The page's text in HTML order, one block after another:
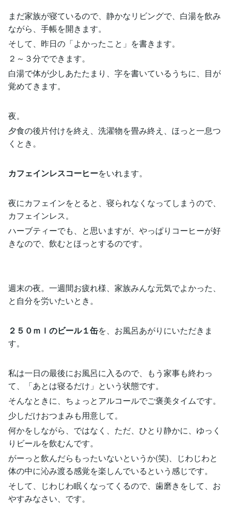
まだ家族が寝ているので、静かなリビングで、白湯を飲み
ながら、手帳を開きます。
そして、昨日の「よかったこと」を書きます。
２～３分でできます。
白湯で体が少しあたたまり、字を書いているうちに、目が
覚めてきます。
夜。
夕食の後片付けを終え、洗濯物を畳み終え、ほっと一息つ
くとき。
カフェインレスコーヒーをいれます。
夜にカフェインをとると、寝られなくなってしまうので、
カフェインレス。
ハーブティーでも、と思いますが、やっぱりコーヒーが好
きなので、飲むとほっとするのです。
週末の夜。一週間お疲れ様、家族みんな元気でよかった、
と自分を労いたいとき。
２５０ｍｌのビール１缶を、お風呂あがりにいただきま
す。
私は一日の最後にお風呂に入るので、もう家事も終わっ
て、「あとは寝るだけ」という状態です。
そんなときに、ちょっとアルコールでご褒美タイムです。
少しだけおつまみも用意して。
何かをしながら、ではなく、ただ、ひとり静かに、ゆっく
りビールを飲むんです。
がーっと飲んだらもったいないというか(笑)、じわじわと
体の中に沁み渡る感覚を楽しんでいるという感じです。
そして、じわじわ眠くなってくるので、歯磨きをして、お
やすみなさい、です。